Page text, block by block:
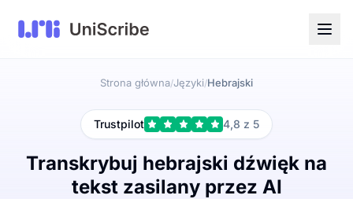
Strona główna/Języki/Hebrajski
Trustpilot 4,8 z 5
Transkrybuj hebrajski dźwięk na
tekst zasilany przez AI